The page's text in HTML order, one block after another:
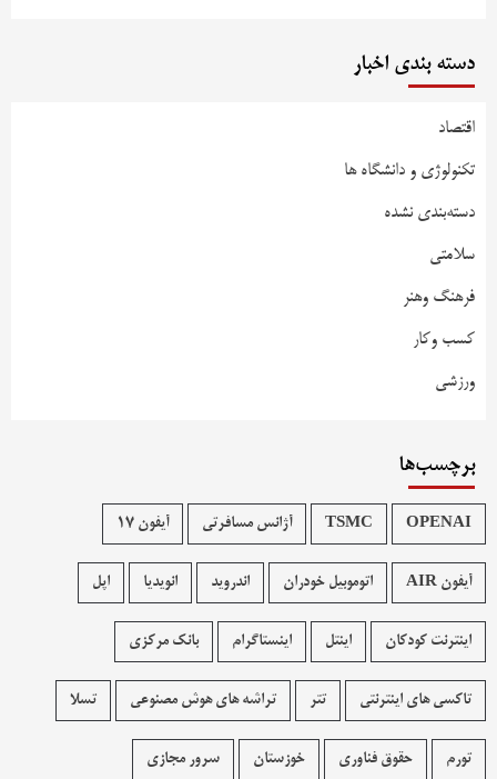
دسته بندی اخبار
اقتصاد
تکنولوژی و دانشگاه ها
دسته‌بندی نشده
سلامتی
فرهنگ وهنر
کسب وکار
ورزشی
برچسب‌ها
OPENAI
TSMC آژانس مسافرتی آیفون 17
آیفون AIR اتوموبیل خودران اندروید انویدیا اپل
اینترنت کودکان اینتل اینستاگرام بانک مرکزی
تاکسی های اینترنتی تتر تراشه های هوش مصنوعی تسلا
تورم حقوق فناوری خوزستان سرور مجازی